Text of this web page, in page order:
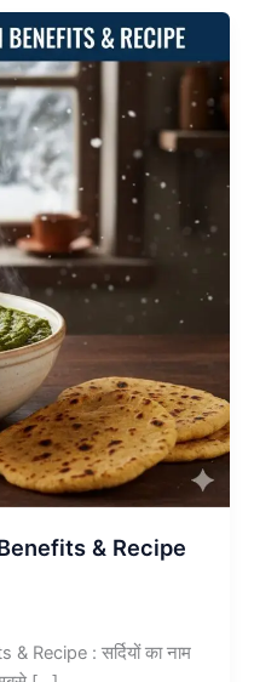
& Recipe
Recipe : सर्दियों का नाम